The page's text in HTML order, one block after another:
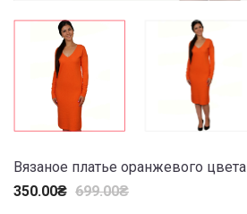
Вязаное платье оранжевого цвета
350.00₴ 699.00₴